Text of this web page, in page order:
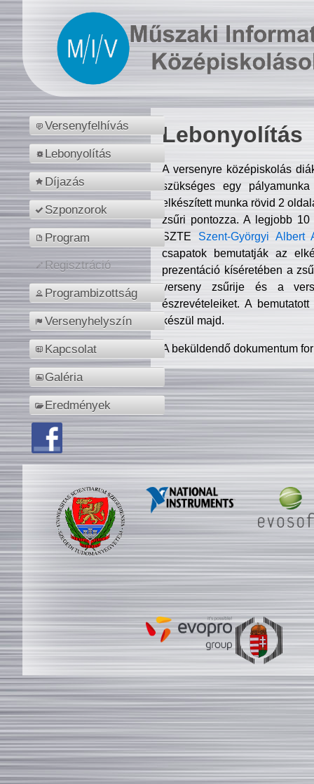
Versenyfelhívás
Lebonyolítás
Díjazás
Szponzorok
Program
Regisztráció
Programbizottság
Versenyhelyszín
Kapcsolat
Galéria
Eredmények
Lebonyolítás
A versenyre középiskolás
szükséges egy
elkészített munka rövid 2
zsűri pontozza. A legjobb
SZTE Szent-Györgyi Albert
csapatok bemutatják az
prezentáció kíséretében a
verseny zsűrije és a
észrevételeiket. A
készül majd.
A beküldendő dokumentum